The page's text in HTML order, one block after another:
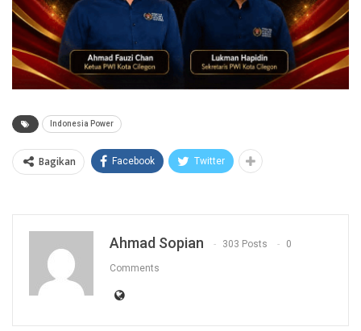
Indonesia Power
Bagikan Facebook Twitter
Ahmad Sopian 303 Posts 0
Comments